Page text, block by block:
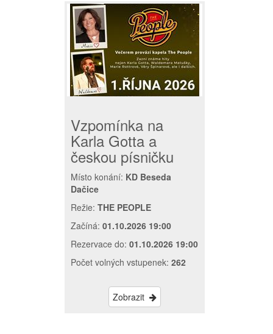
Vzpomínka na
Karla Gotta a
českou písničku
Místo konání: KD Beseda
Dačice
Režie: THE PEOPLE
Začíná: 01.10.2026 19:00
Rezervace do: 01.10.2026 19:00
Počet volných vstupenek: 262
Zobrazit